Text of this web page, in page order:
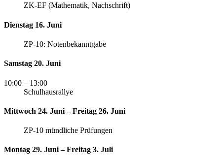
ZK-EF (Mathematik, Nachschrift)
Dienstag 16. Juni
ZP-10: Notenbekanntgabe
Samstag 20. Juni
10:00 – 13:00
Schulhausrallye
Mittwoch 24. Juni – Freitag 26. Juni
ZP-10 mündliche Prüfungen
Montag 29. Juni – Freitag 3. Juli